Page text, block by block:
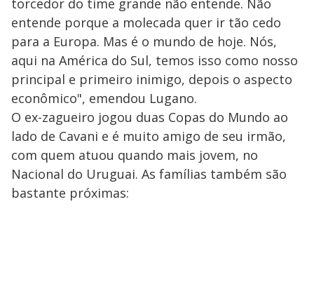
entende porque a molecada quer ir tão cedo
para a Europa. Mas é o mundo de hoje. Nós,
aqui na América do Sul, temos isso como nosso
principal e primeiro inimigo, depois o aspecto
econômico", emendou Lugano.
O ex-zagueiro jogou duas Copas do Mundo ao
lado de Cavani e é muito amigo de seu irmão,
com quem atuou quando mais jovem, no
Nacional do Uruguai. As famílias também são
bastante próximas: